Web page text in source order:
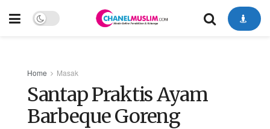
Home Masak
Santap Praktis Ayam
Barbeque Goreng